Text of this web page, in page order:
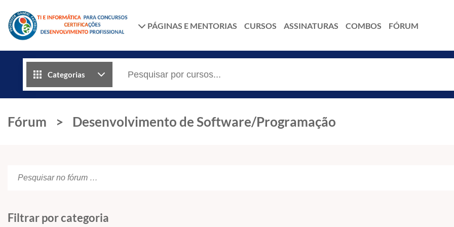
PÁGINAS E MENTORIAS CURSOS ASSINATURAS COMBOS FÓRUM
Categorias
Fórum > Desenvolvimento de Software/Programação
Filtrar por categoria